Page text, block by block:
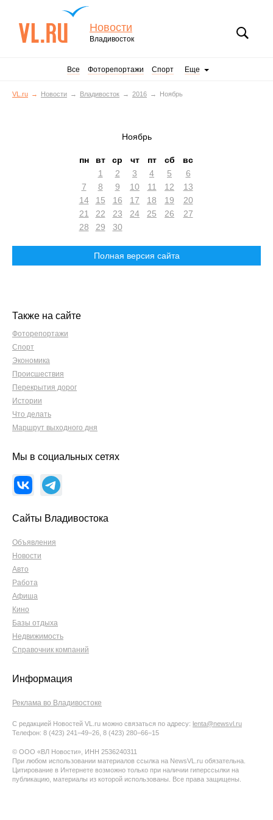
Новости
Владивосток
Все Фоторепортажи Спорт Еще
VL.ru Новости Владивосток 2016 Ноябрь
Ноябрь
пн вт ср чт пт сб
вс
1
2 3 4 5
6
7
8 9 10 11 12
13
14
15 16 17 18 19
20
21
22 23 24 25 26
27
28
29 30
Полная версия сайта
Также на сайте
Фоторепортажи
Спорт
Экономика
Происшествия
Перекрытия дорог
Истории
Что делать
Маршрут выходного дня
Мы в социальных сетях
Сайты Владивостока
Объявления
Новости
Авто
Работа
Афиша
Кино
Базы отдыха
Недвижимость
Справочник компаний
Информация
Реклама во Владивостоке
С редакцией Новостей VL.ru можно связаться по адресу: lenta@newsvl.ru
Телефон: 8 (423) 241−49−26, 8 (423) 280−66−15
© ООО «ВЛ Новости», ИНН 2536240311
При любом использовании материалов ссылка на NewsVL.ru обязательна.
Цитирование в Интернете возможно только при наличии гиперссылки на
публикацию, материалы из которой использованы. Все права защищены.